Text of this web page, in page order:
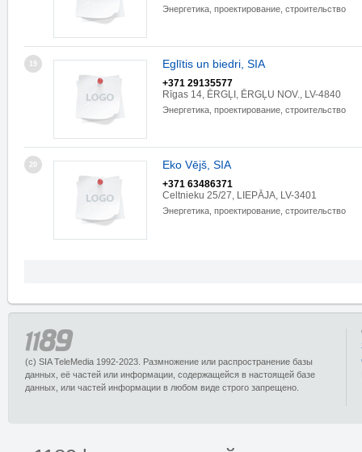
Энергетика, проектирование, строительство
19 Eglītis un biedri, SIA
+371 29135577
Rīgas 14, ĒRGĻI, ĒRGĻU NOV., LV-4840
Энергетика, проектирование, строительство
20 Eko Vējš, SIA
+371 63486371
Celtnieku 25/27, LIEPĀJA, LV-3401
Энергетика, проектирование, строительство
(c) SIA TeleMedia 1992-2023. Размножение или распространение базы
данных, её частей или информации, содержащейся в настоящей базе
данных, или частей информации в любом виде строго запрещено.